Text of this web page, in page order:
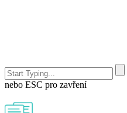
nebo ESC pro zavření